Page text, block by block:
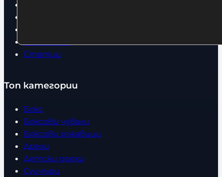
Статии
Топ категории
Бокс
Боксови чували
Боксови ръкавици
Дрехи
Детски дрехи
Суичъри